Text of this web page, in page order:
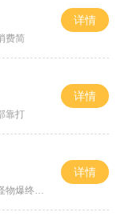
费简
详情
靠打
详情
爆终极
详情